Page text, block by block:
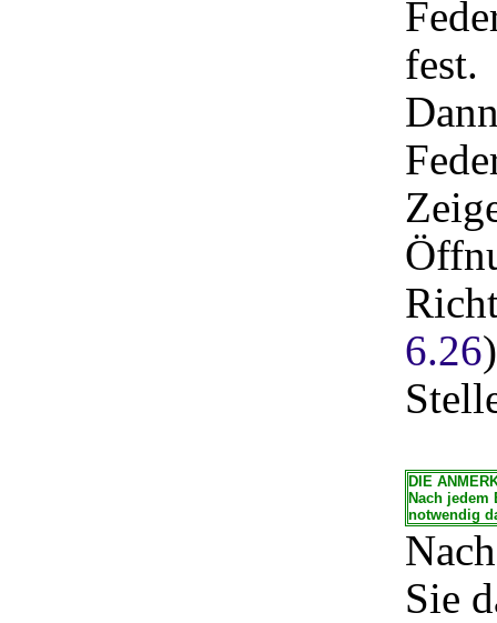
fest.
6.26
DIE
Nach jedem
notwendig
Sie